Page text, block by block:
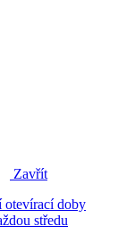
Zavřít
otevírací doby
středu